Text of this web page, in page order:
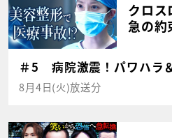
クロス
急の約
＃5 病院激震！パワハラ
8月4日(火)放送分